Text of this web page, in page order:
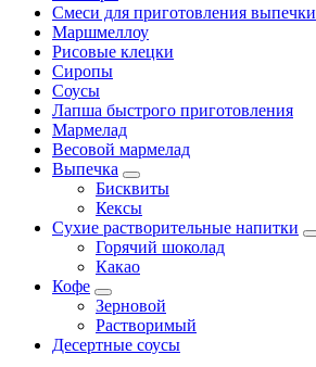
Смеси для приготовления выпечки
Маршмеллоу
Рисовые клецки
Сиропы
Соусы
Лапша быстрого приготовления
Мармелад
Весовой мармелад
Выпечка
Бисквиты
Кексы
Сухие растворительные напитки
Горячий шоколад
Какао
Кофе
Зерновой
Растворимый
Десертные соусы